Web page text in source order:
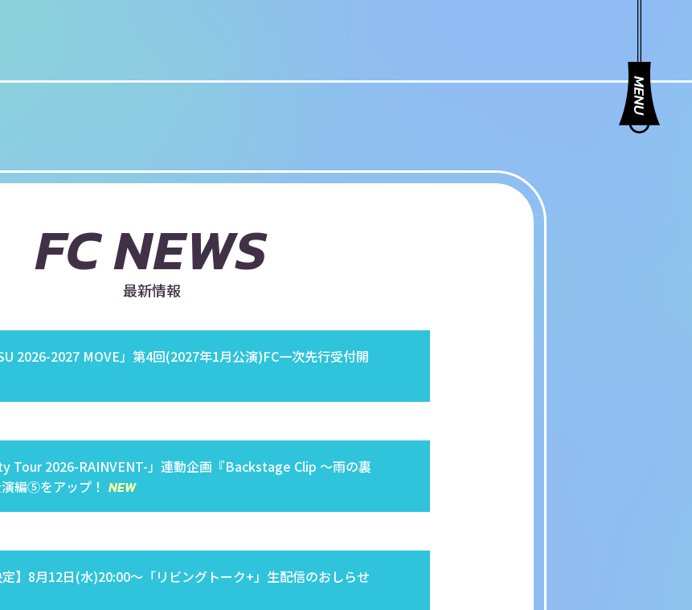
FC NEWS
最新情報
2026-2027 MOVE」第4回(2027年1月公演)FC一次先行受付開
Tour 2026-RAINVENT-」連動企画『Backstage Clip 〜雨の裏
編⑤をアップ！
定】8月12日(水)20:00～「リビングトーク+」生配信のおしらせ